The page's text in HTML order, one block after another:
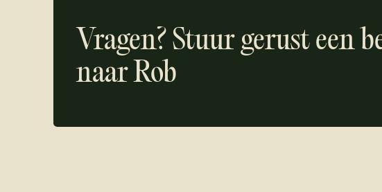
Vragen? Stuur gerust een
naarRob